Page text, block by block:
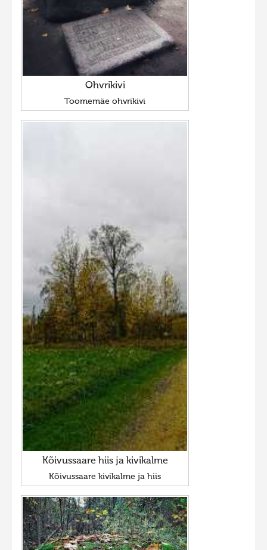
Ohvrikivi
Toomemäe ohvrikivi
Kõivussaare hiis ja kivikalme
Kõivussaare kivikalme ja hiis